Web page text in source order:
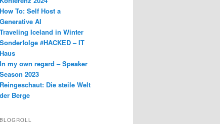
How To: Self Host a
Generative AI
Traveling Iceland in Winter
Sonderfolge #HACKED – IT
Haus
In my own regard – Speaker
Season 2023
Reingeschaut: Die steile Welt
der Berge
BLOGROLL